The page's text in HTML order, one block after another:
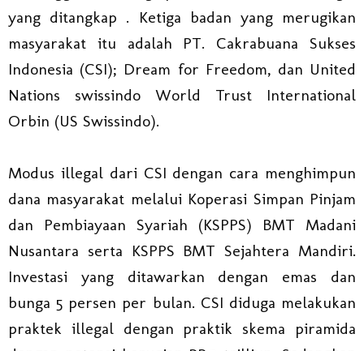
yang ditangkap . Ketiga badan yang merugikan
masyarakat itu adalah PT. Cakrabuana Sukses
Indonesia (CSI); Dream for Freedom, dan United
Nations swissindo World Trust International
Orbin (US Swissindo).
Modus illegal dari CSI dengan cara menghimpun
dana masyarakat melalui Koperasi Simpan Pinjam
dan Pembiayaan Syariah (KSPPS) BMT Madani
Nusantara serta KSPPS BMT Sejahtera Mandiri.
Investasi yang ditawarkan dengan emas dan
bunga 5 persen per bulan. CSI diduga melakukan
praktek illegal dengan praktik skema piramida